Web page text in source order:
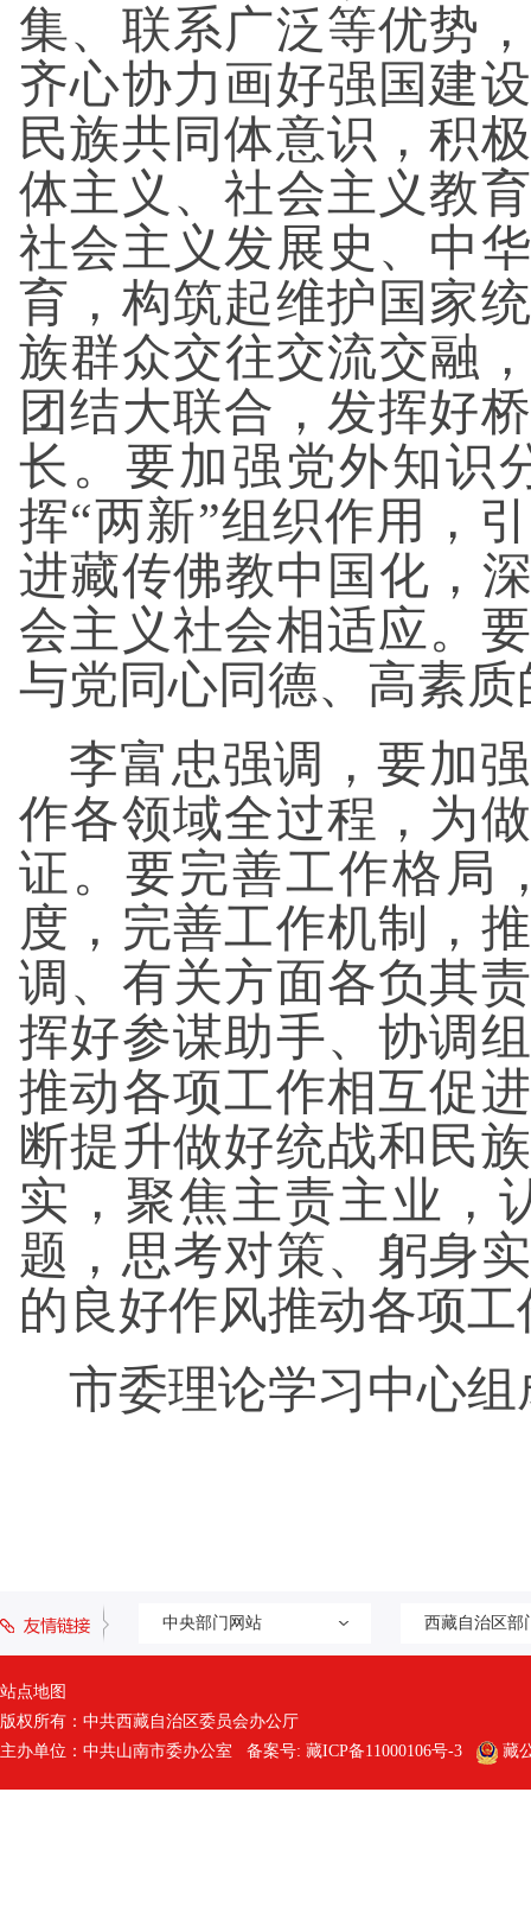
集、联系广泛等优势
齐心协力画好强国建
民族共同体意识，积
体主义、社会主义教
社会主义发展史、中
育，构筑起维护国家
族群众交往交流交融
团结大联合，发挥好
长。要加强党外知识
挥“两新”组织作用，
进藏传佛教中国化，
会主义社会相适应。
与党同心同德、高素
李富忠强调，要加
作各领域全过程，为
证。要完善工作格局
度，完善工作机制，
调、有关方面各负其
挥好参谋助手、协调
推动各项工作相互促
断提升做好统战和民
实，聚焦主责主业，
题，思考对策、躬身
的良好作风推动各项
市委理论学习中心
中央部门网站 西藏自治区部
站点地图
版权所有：中共西藏自治区委员会办公厅
主办单位：中共山南市委办公室 备案号: 藏ICP备11000106号-3 藏